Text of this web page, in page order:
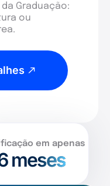
Graduação:
ou
em apenas
meses